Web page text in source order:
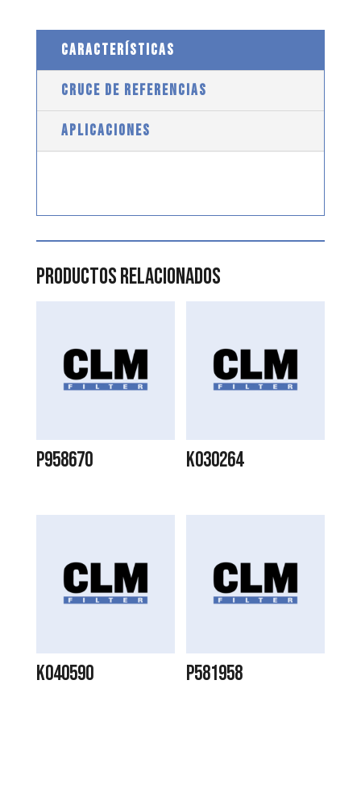
CARACTERÍSTICAS
CRUCE DE REFERENCIAS
APLICACIONES
Productos relacionados
P958670 K030264
K040590 P581958